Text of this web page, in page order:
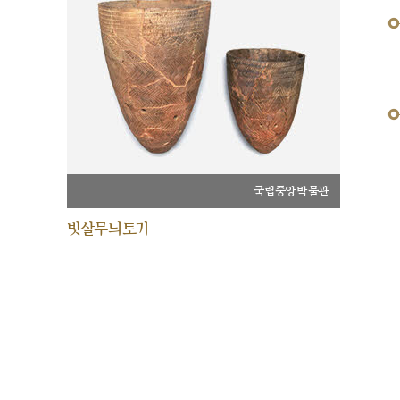
국립중앙박물관
빗살무늬토기